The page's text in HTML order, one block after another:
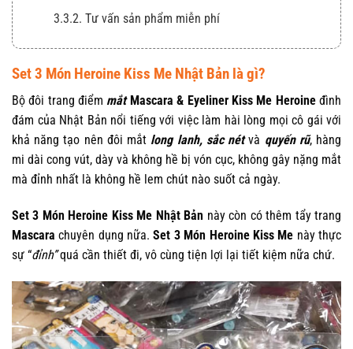
3.3.2. Tư vấn sản phẩm miễn phí
Set 3 Món Heroine Kiss Me Nhật Bản là gì?
Bộ đôi trang điểm mắt Mascara & Eyeliner Kiss Me Heroineđình
đám của Nhật Bản nổi tiếng với việc làm hài lòng mọi cô gái với
khả năng tạo nên đôi mắt long lanh, sắc nétvà quyến rũ, hàng
mi dài cong vút, dày và không hề bị vón cục, không gây nặng mắt
mà đỉnh nhất là không hề lem chút nào suốt cả ngày.
Set 3 Món Heroine Kiss Me Nhật Bản này còn có thêm tẩy trang
Mascara chuyên dụng nữa.Set 3 Món Heroine Kiss Me này thực
sự “đỉnh”quá cần thiết đi, vô cùng tiện lợi lại tiết kiệm nữa chứ.